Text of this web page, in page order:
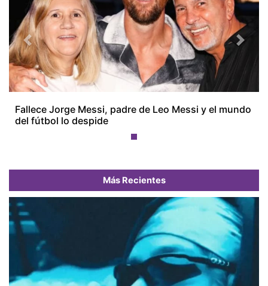
Fallece Jorge Messi, padre de Leo Messi y el mundo
del fútbol lo despide
Previous Next
Más Recientes